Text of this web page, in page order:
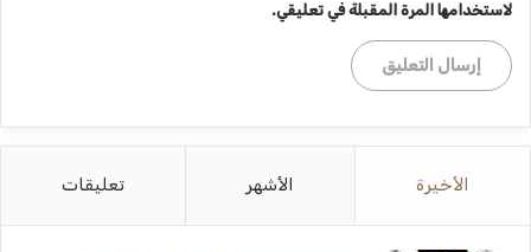
لاستخدامها المرة المقبلة في تعليقي.
الأخيرة الأشهر تعليقات